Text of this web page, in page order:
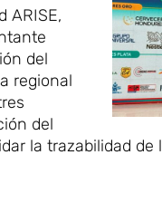
ARISE,
del
regional
del
la trazabilidad